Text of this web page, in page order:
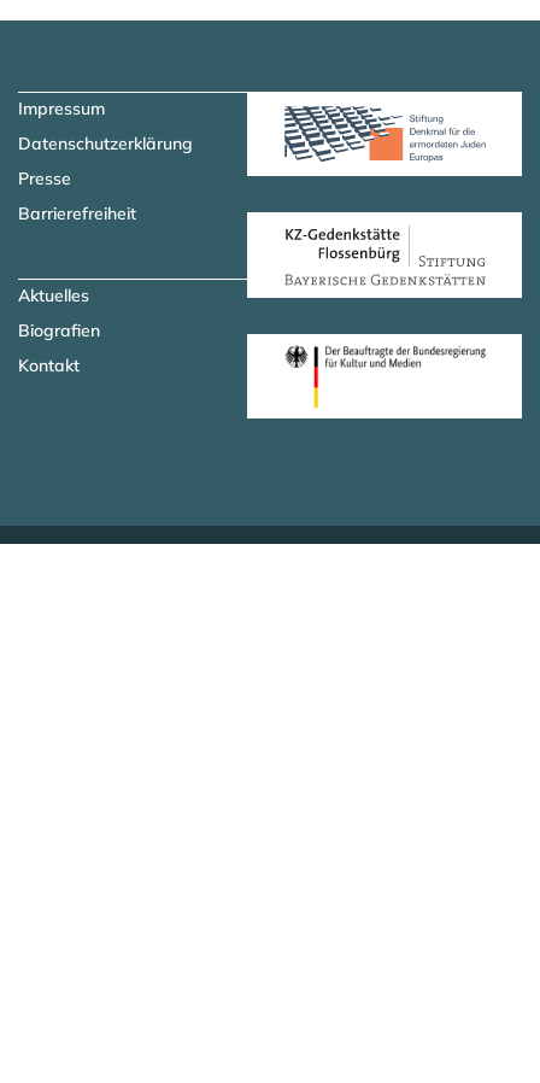
Impressum
Datenschutzerklärung
Presse
Barrierefreiheit
Aktuelles
Biografien
Kontakt